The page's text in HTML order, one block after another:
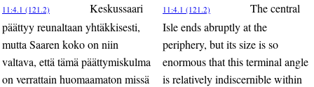
11:4.1 (121.2)
Keskussaari
päättyy reunaltaan yhtäkkisesti,
mutta Saaren koko on niin
valtava, että tämä päättymiskulma
on verrattain huomaamaton missä
11:4.1 (121.2)
The central
Isle ends abruptly at the
periphery, but its size is so
enormous that this terminal angle
is relatively indiscernible within